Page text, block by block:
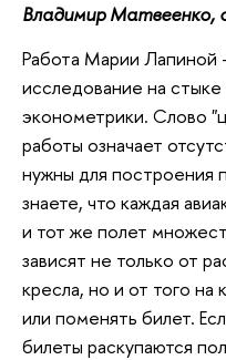
Владимир Матвеенко,
Работа Марии Лапиной
исследование на
эконометрики. Слово
работы означает
нужны для построения
знаете, что каждая
и тот же полет
зависят не только от
кресла, но и от того на
или поменять билет.
билеты раскупаются